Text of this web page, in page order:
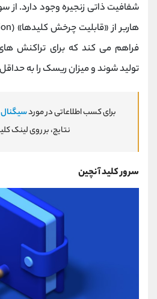
شفافیت ذاتی زنجیره وجود دارد. از
فراهم می ‌کند که برای تراکنش
تولید شوند و میزان ریسک را به
برای کسب اطلاعاتی در موردسیگنال
نتایج، بر روی لینک
سرور کلید آنچین